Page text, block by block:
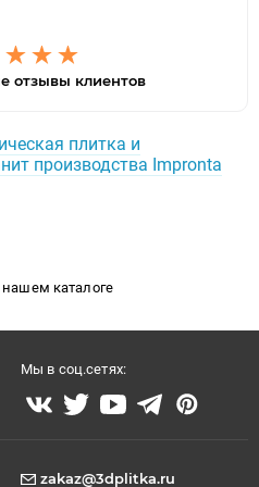
отзывы клиентов
плитка и
производства Impronta
нашем каталоге
Мы в соц.сетях:
zakaz@3dplitka.ru